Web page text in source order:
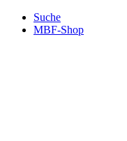
Suche
MBF-Shop